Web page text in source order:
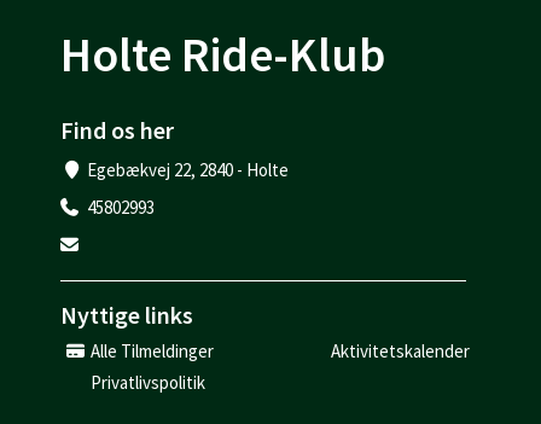
Holte Ride-Klub
Find os her
Egebækvej 22, 2840 - Holte
45802993
Nyttige links
Alle Tilmeldinger
Aktivitetskalender
Privatlivspolitik